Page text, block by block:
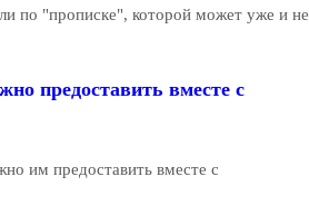
по "прописке", которой может уже и не
предоставить вместе с
им предоставить вместе с